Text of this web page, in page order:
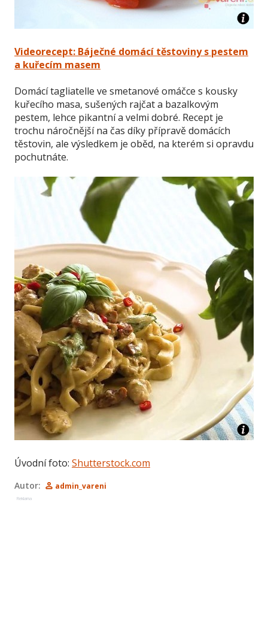
Videorecept: Báječné domácí těstoviny s pestem
a kuřecím masem
Domácí tagliatelle ve smetanové omáčce s kousky
kuřecího masa, sušených rajčat a bazalkovým
pestem, lehce pikantní a velmi dobré. Recept je
trochu náročnější na čas díky přípravě domácích
těstovin, ale výsledkem je oběd, na kterém si opravdu
pochutnáte.
Úvodní foto: Shutterstock.com
Autor: admin_vareni
Reklama